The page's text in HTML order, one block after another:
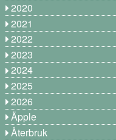
2020
2021
2022
2023
2024
2025
2026
Äpple
Återbruk